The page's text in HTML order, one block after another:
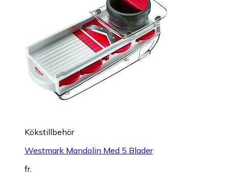
Kökstillbehör
Westmark Mandolin Med 5 Blader
fr.